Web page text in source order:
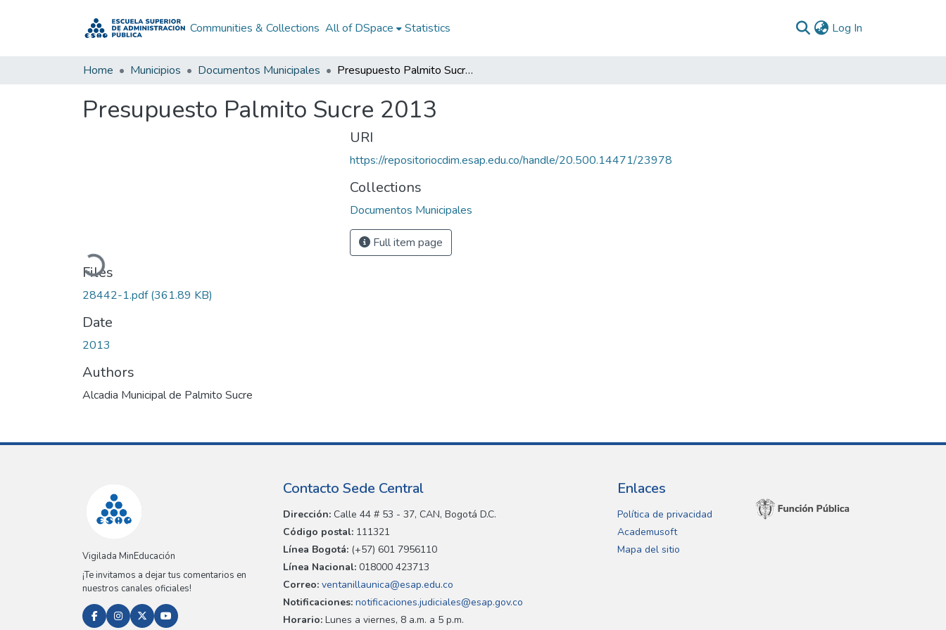
Communities & Collections All of DSpace Statistics Log In
Home Municipios Documentos Municipales Presupuesto Palmito Sucre 2013
Presupuesto Palmito Sucre 2013
Loading...
Files
28442-1.pdf(361.89 KB)
Date
2013
Authors
Alcadia Municipal de Palmito Sucre
URI
https://repositoriocdim.esap.edu.co/handle/20.500.14471/23978
Collections
Documentos Municipales
Full item page
Vigilada MinEducación
¡Te invitamos a dejar tus comentarios en
nuestros canales oficiales!
Contacto Sede Central
Dirección: Calle 44 # 53 - 37, CAN, Bogotá D.C.
Código postal: 111321
Línea Bogotá: (+57) 601 7956110
Línea Nacional: 018000 423713
Correo: ventanillaunica@esap.edu.co
Notificaciones: notificaciones.judiciales@esap.gov.co
Horario: Lunes a viernes, 8 a.m. a 5 p.m.
Enlaces
Política de privacidad
Academusoft
Mapa del sitio